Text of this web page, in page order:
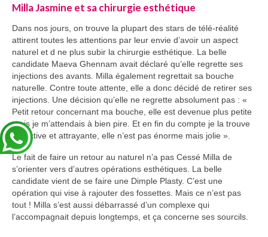
Milla Jasmine et sa chirurgie esthétique
Dans nos jours, on trouve la plupart des stars de télé-réalité
attirent toutes les attentions par leur envie d’avoir un aspect
naturel et d ne plus subir la chirurgie esthétique. La belle
candidate Maeva Ghennam avait déclaré qu’elle regrette ses
injections des avants. Milla également regrettait sa bouche
naturelle. Contre toute attente, elle a donc décidé de retirer ses
injections. Une décision qu’elle ne regrette absolument pas : «
Petit retour concernant ma bouche, elle est devenue plus petite
mais je m’attendais à bien pire. Et en fin du compte je la trouve
attractive et attrayante, elle n’est pas énorme mais jolie ».
Le fait de faire un retour au naturel n’a pas Cessé Milla de
s’orienter vers d’autres opérations esthétiques. La belle
candidate vient de se faire une Dimple Plasty. C’est une
opération qui vise à rajouter des fossettes. Mais ce n’est pas
tout ! Milla s’est aussi débarrassé d’un complexe qui
l’accompagnait depuis longtemps, et ça concerne ses sourcils.